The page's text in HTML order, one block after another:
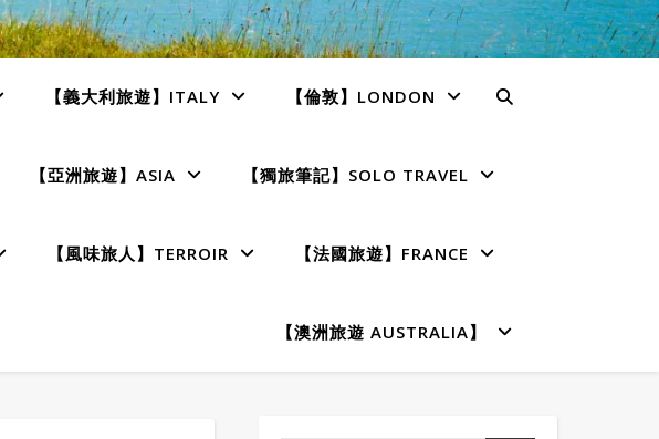
【義大利旅遊】ITALY 【倫敦】LONDON
【亞洲旅遊】ASIA 【獨旅筆記】SOLO TRAVEL
【風味旅人】TERROIR 【法國旅遊】FRANCE
【澳洲旅遊 AUSTRALIA】